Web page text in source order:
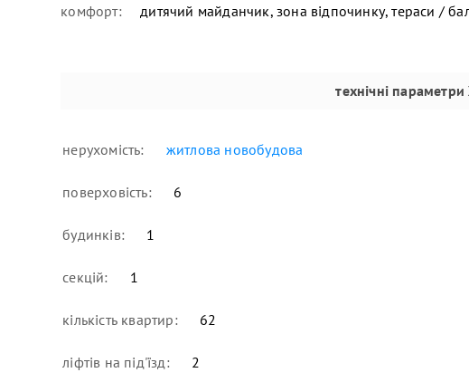
комфорт: дитячий майданчик, зона відпочинку, тераси /
технічні параметри
нерухомість: житлова новобудова
поверховість: 6
будинків: 1
секцій: 1
кількість квартир: 62
ліфтів на під'їзд: 2